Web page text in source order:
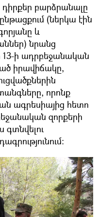
բարձրանալը
(ներկա էին
և
նրանց
13-ի ադրբեջանական
իրավիճակը,
որոնք
ագրեսիայից հետո
զորքերի
գտնվելու